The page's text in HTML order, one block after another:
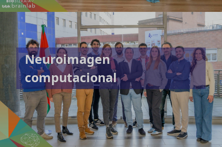
Neuroimagen
computacional